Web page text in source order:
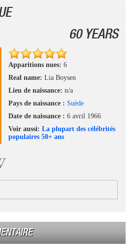
60 YEARS
Apparitions nues: 6
Real name: Lia Boysen
Lieu de naissance: n/a
Pays de naissance : Suède
Date de naissance : 6 avril 1966
Voir aussi: La plupart des célébrités
populaires 50+ ans